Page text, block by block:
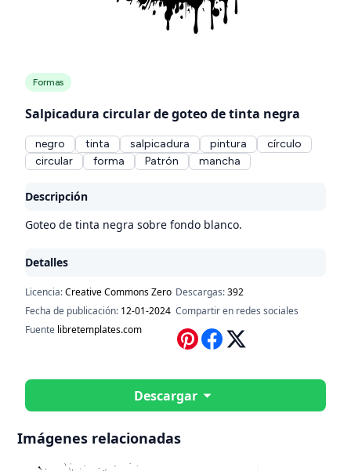
Formas
Salpicadura circular de goteo de tinta negra
negro tinta salpicadura pintura
círculo
circular
forma Patrón mancha
Descripción
Goteo de tinta negra sobre fondo blanco.
Detalles
Licencia:Creative Commons Zero
Fecha de publicación: 12-01-2024
Fuente libretemplates.com
Descargas:392
Compartir en redes sociales
Descargar
Imágenes relacionadas